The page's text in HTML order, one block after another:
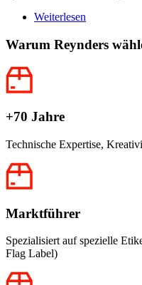
Weiterlesen
Warum Reynders
+70 Jahre
Technische Expertise,
Marktführer
Spezialisiert auf spezielle
Flag Label)